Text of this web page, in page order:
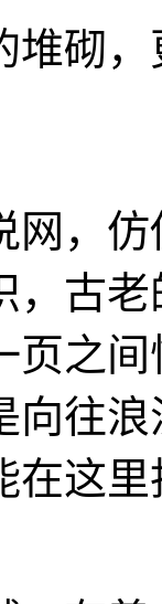
堆砌
网，
，古
页之
向往
在这